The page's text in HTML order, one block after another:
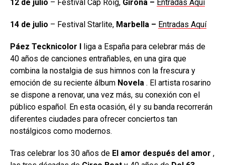
12 de julio – Festival Cap Roig, Girona – Entradas Aquí
14 de julio – Festival Starlite, Marbella – Entradas Aquí
Páez Tecknicolor l liga a España para celebrar más de
40 años de canciones entrañables, en una gira que
combina la nostalgia de sus himnos con la frescura y
emoción de su reciente álbum Novela . El artista rosarino
se dispone a renovar, una vez más, su conexión con el
público español. En esta ocasión, él y su banda recorrerán
diferentes ciudades para ofrecer conciertos tan
nostálgicos como modernos.
Tras celebrar los 30 años de El amor después del amor ,